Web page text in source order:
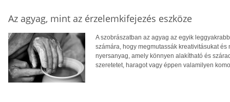
Az agyag, mint az érzelemkifejezés eszköze
A szobrászatban az agyag az egyik
számára, hogy megmutassák kreativitásukat
nyersanyag, amely könnyen alakítható és
szeretetet, haragot vagy éppen valamilyen